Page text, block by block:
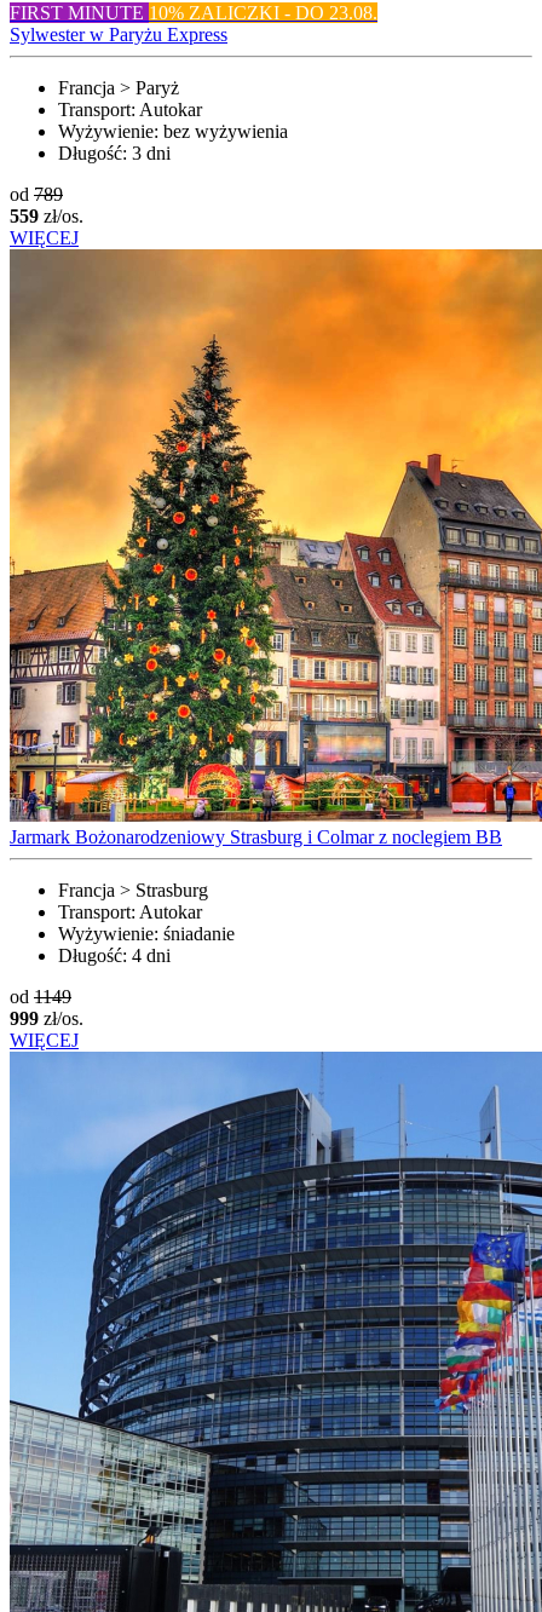
FIRST MINUTE 10% ZALICZKI - DO 23.08.
Sylwester w Paryżu Express
Francja > Paryż
Transport: Autokar
Wyżywienie: bez wyżywienia
Długość: 3 dni
od 789
559 zł/os.
WIĘCEJ
Jarmark Bożonarodzeniowy Strasburg i Colmar z noclegiem BB
Francja > Strasburg
Transport: Autokar
Wyżywienie: śniadanie
Długość: 4 dni
od 1149
999 zł/os.
WIĘCEJ